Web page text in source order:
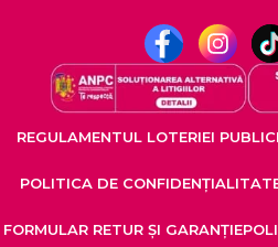
REGULAMENTUL LOTERIEI
POLITICA DE
FORMULAR RETUR ȘI GARANȚIE